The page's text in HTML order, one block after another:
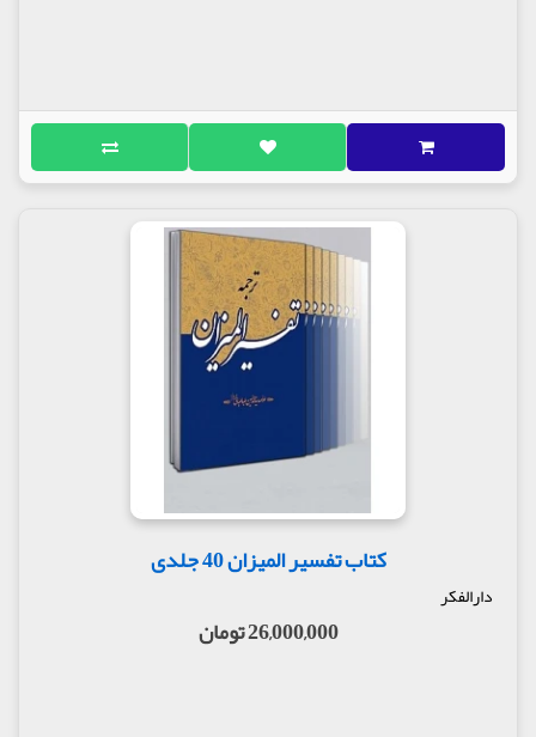
کتاب تفسیر المیزان 40 جلدی
دارالفکر
26,000,000 تومان